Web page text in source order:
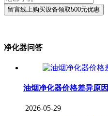
净化器问答
油烟净化器价格差异原因
2026-05-29